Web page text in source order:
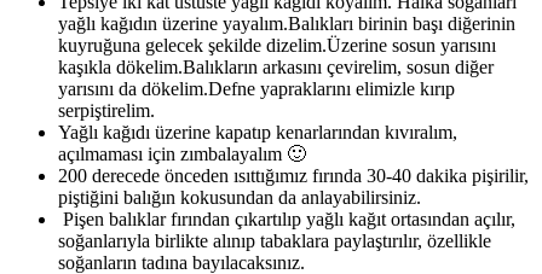
yağlı kağıdın üzerine yayalım.Balıkları birinin başı diğerinin
kuyruğuna gelecek şekilde dizelim.Üzerine sosun yarısını
kaşıkla dökelim.Balıkların arkasını çevirelim, sosun diğer
yarısını da dökelim.Defne yapraklarını elimizle kırıp
serpiştirelim.
Yağlı kağıdı üzerine kapatıp kenarlarından kıvıralım,
açılmaması için zımbalayalım 🙂
200 derecede önceden ısıttığımız fırında 30-40 dakika pişirilir,
piştiğini balığın kokusundan da anlayabilirsiniz.
Pişen balıklar fırından çıkartılıp yağlı kağıt ortasından açılır,
soğanlarıyla birlikte alınıp tabaklara paylaştırılır, özellikle
soğanların tadına bayılacaksınız.